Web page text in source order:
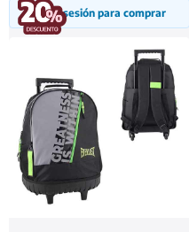
Inicia sesión para comprar